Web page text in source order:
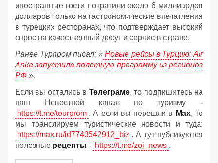
иностранные гости потратили около 6 миллиардов
долларов только на гастрономические впечатления
в турецких ресторанах, что подтверждает высокий
спрос на качественный досуг и сервис в стране.
Ранее Турпром писал: « Новые рейсы в Турцию: Air
Anka запустила полетную программу из регионов
РФ ».
Если вы остались в Телеграме, то подпишитесь на
наш Новостной канал по туризму -
https://t.me/tourprom . А если вы перешли в Мах, то
мы транслируем туристические новости и туда:
https://max.ru/id7743542912_biz . А тут публикуются
полезные рецепты - https://t.me/zoj_news .